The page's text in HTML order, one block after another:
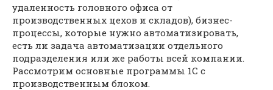
удаленность головного офиса от
производственных цехов и складов), бизнес-
процессы, которые нужно автоматизировать,
есть ли задача автоматизации отдельного
подразделения или же работы всей компании.
Рассмотрим основные программы 1С с
производственным блоком.